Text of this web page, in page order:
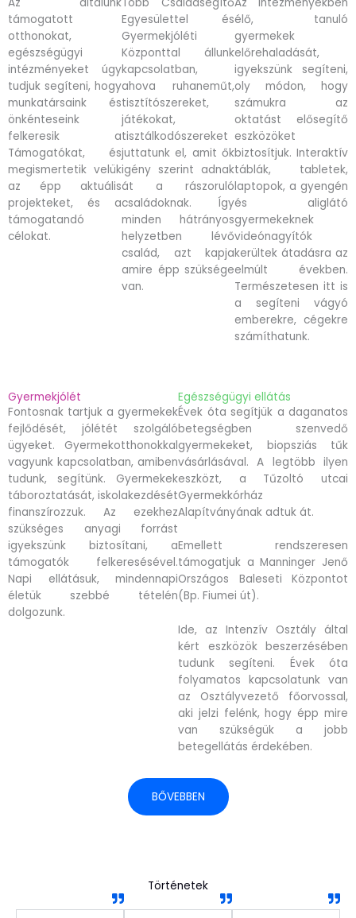
támogatott
otthonokat,
egészségügyi
intézményeket úgy
tudjuk segíteni, hogy
munkatársaink és
önkénteseink
felkeresik a
Támogatókat, és
megismertetik velük
az épp aktuális
projekteket, és a
támogatandó
célokat.
Egyesülettel és
Gyermekjóléti
Központtal állunk
kapcsolatban,
ahova ruhaneműt,
tisztítószereket,
játékokat,
tisztálkodószereket
juttatunk el, amit ők
igény szerint adnak
át a rászoruló
családoknak. Így
minden hátrányos
helyzetben lévő
család, azt kapja
amire épp szüksége
van.
élő, tanuló
gyermekek
előrehaladását,
igyekszünk segíteni,
oly módon, hogy
számukra az
oktatást elősegítő
eszközöket
biztosítjuk. Interaktív
táblák, tabletek,
laptopok, a gyengén
és aliglátó
gyermekeknek
videónagyítók
kerültek átadásra az
elmúlt években.
Természetesen itt is
a segíteni vágyó
emberekre, cégekre
számíthatunk.
Gyermekjólét
Fontosnak tartjuk a gyermekek
fejlődését, jólétét szolgáló
ügyeket. Gyermekotthonokkal
vagyunk kapcsolatban, amiben
tudunk, segítünk. Gyermekek
táboroztatását, iskolakezdését
finanszírozzuk. Az ezekhez
szükséges anyagi forrást
igyekszünk biztosítani, a
támogatók felkeresésével.
Napi ellátásuk, mindennapi
életük szebbé tételén
dolgozunk.
Egészségügyi ellátás
Évek óta segítjük a daganatos
betegségben szenvedő
gyermekeket, biopsziás tűk
vásárlásával. A legtöbb ilyen
eszközt, a Tűzoltó utcai
Gyermekkórház
Alapítványának adtuk át.
Emellett rendszeresen
támogatjuk a Manninger Jenő
Országos Baleseti Központot
(Bp. Fiumei út).
Ide, az Intenzív Osztály által
kért eszközök beszerzésében
tudunk segíteni. Évek óta
folyamatos kapcsolatunk van
az Osztályvezető főorvossal,
aki jelzi felénk, hogy épp mire
van szükségük a jobb
betegellátás érdekében.
BŐVEBBEN
Történetek